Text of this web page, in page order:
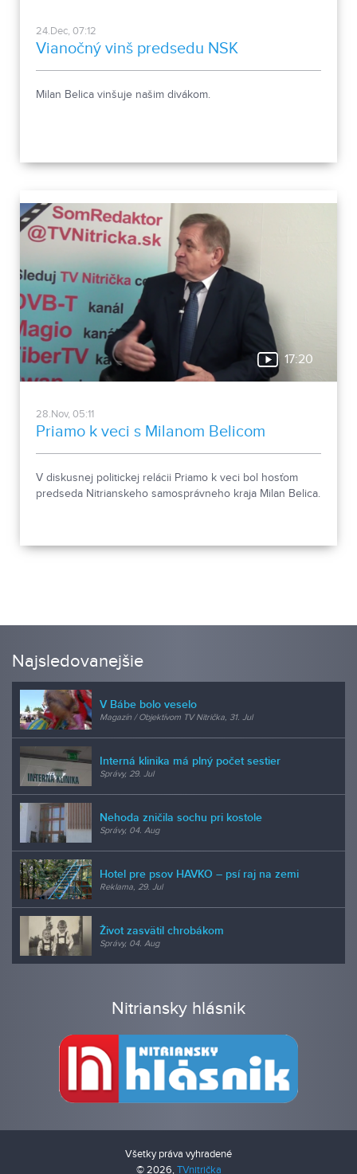
24.Dec, 07:12
Vianočný vinš predsedu NSK
Milan Belica vinšuje našim divákom.
17:20
28.Nov, 05:11
Priamo k veci s Milanom Belicom
V diskusnej politickej relácii Priamo k veci bol hosťom
predseda Nitrianskeho samosprávneho kraja Milan Belica.
Najsledovanejšie
V Bábe bolo veselo
Magazín / Objektívom TV Nitrička, 31. Jul
Interná klinika má plný počet sestier
Správy, 29. Jul
Nehoda zničila sochu pri kostole
Správy, 04. Aug
Hotel pre psov HAVKO – psí raj na zemi
Reklama, 29. Jul
Život zasvätil chrobákom
Správy, 04. Aug
Nitriansky hlásnik
Všetky práva vyhradené
© 2026,TVnitrička